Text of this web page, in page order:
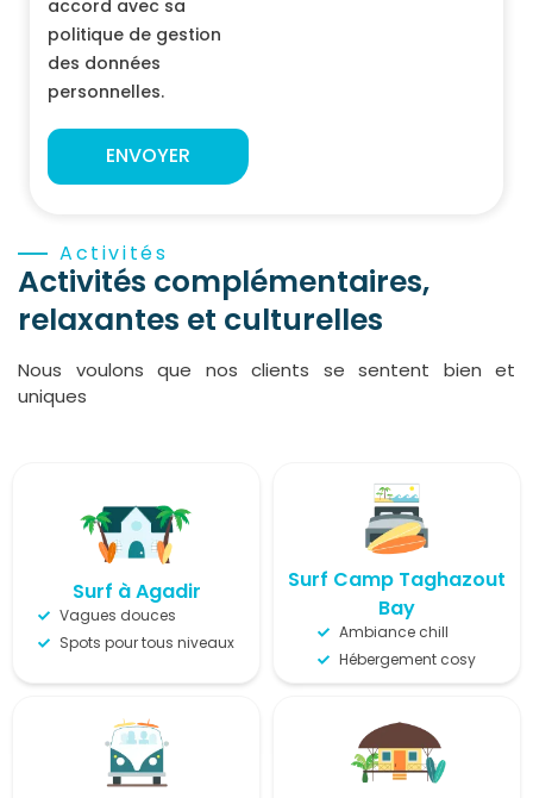
accord avec sa
politique de gestion
des données
personnelles.
ENVOYER
Activités
Activités complémentaires,
relaxantes et culturelles
Nous voulons que nos clients se sentent bien et
uniques
Surf à Agadir
Vagues douces
Spots pour tous niveaux
Surf Camp Taghazout
Bay
Ambiance chill
Hébergement cosy